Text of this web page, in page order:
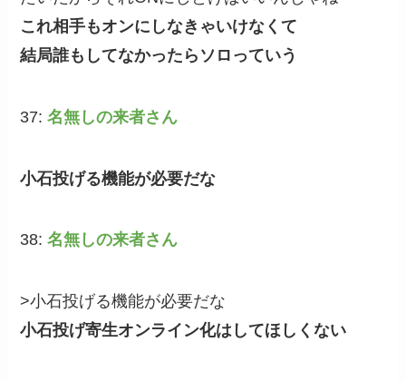
これ相手もオンにしなきゃいけなくて
結局誰もしてなかったらソロっていう
37:名無しの来者さん
小石投げる機能が必要だな
38:名無しの来者さん
>小石投げる機能が必要だな
小石投げ寄生オンライン化はしてほしくない